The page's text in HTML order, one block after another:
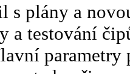
s plány a
a testování
parametry